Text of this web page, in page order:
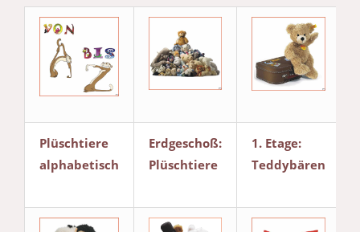
Plüschtiere
alphabetisch
Erdgeschoß:
Plüschtiere
1. Etage:
Teddybären